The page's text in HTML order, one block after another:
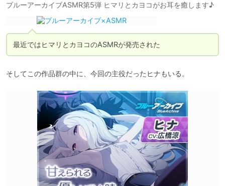
ブルーアーカイブASMR第5弾 ヒマリとカヨコがお耳を癒します♪
最近ではヒマリとカヨコのASMRが発売された
そしてこの作品群の中に、今回の主役だったヒナもいる。